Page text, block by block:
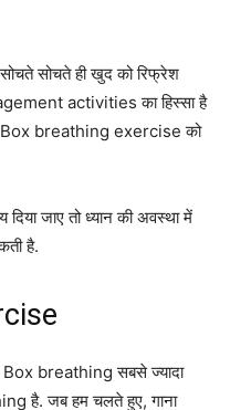
सोचते ही खुद को रिफ्रेश
activities का हिस्सा है
breathing exercise को
जाए तो ध्यान की अवस्था में
है.
breathing सबसे ज्यादा
है. जब हम चलते हुए, गाना